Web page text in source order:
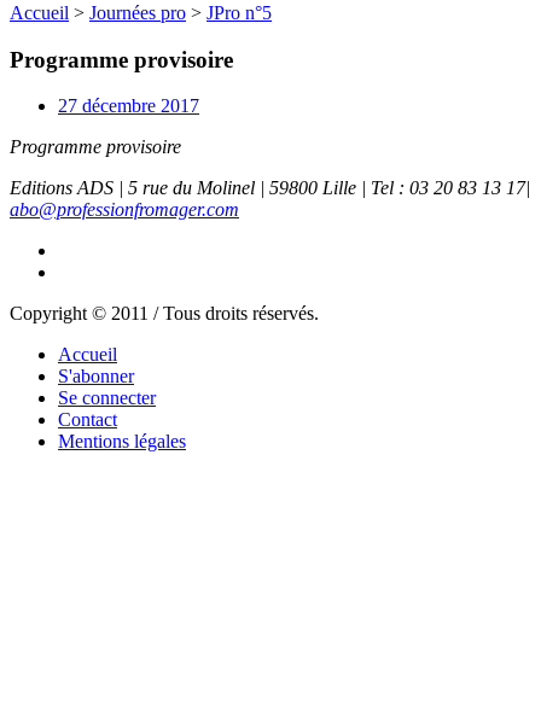
Accueil > Journées pro > JPro n°5
Programme provisoire
27 décembre 2017
Programme provisoire
Editions ADS | 5 rue du Molinel | 59800 Lille | Tel : 03 20 83 13 17|
abo@professionfromager.com
Copyright © 2011 / Tous droits réservés.
Accueil
S'abonner
Se connecter
Contact
Mentions légales